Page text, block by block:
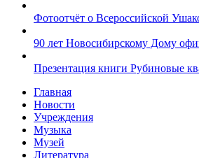
Фотоотчёт о Всероссийской
90 лет Новосибирскому Дому
Презентация книги Рубиновые
Главная
Новости
Учреждения
Музыка
Музей
Литература